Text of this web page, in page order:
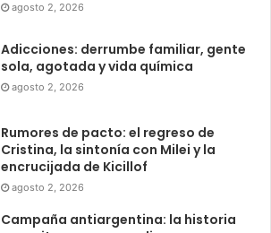
agosto 2, 2026
Adicciones: derrumbe familiar, gente
sola, agotada y vida química
agosto 2, 2026
Rumores de pacto: el regreso de
Cristina, la sintonía con Milei y la
encrucijada de Kicillof
agosto 2, 2026
Campaña antiargentina: la historia